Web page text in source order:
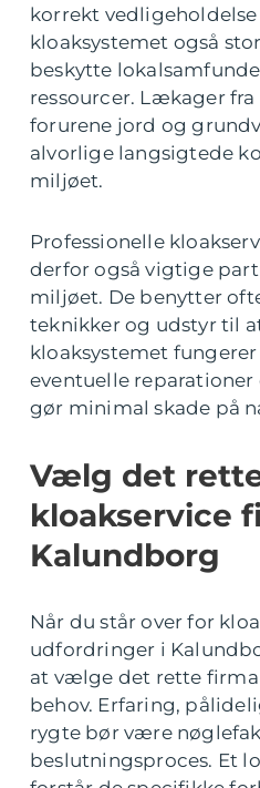
korrekt
kloaksystemet også
beskytte
ressourcer. Lækager
forurene jord og
alvorlige langsigtede
miljøet.
Professionelle
derfor også vigtige
miljøet. De benytter
teknikker og udstyr til
kloaksystemet
eventuelle
gør minimal skade på
Vælg det
kloakservice
Kalundborg
Når du står over for
udfordringer i
at vælge det rette
behov. Erfaring,
rygte bør være
beslutningsproces. Et